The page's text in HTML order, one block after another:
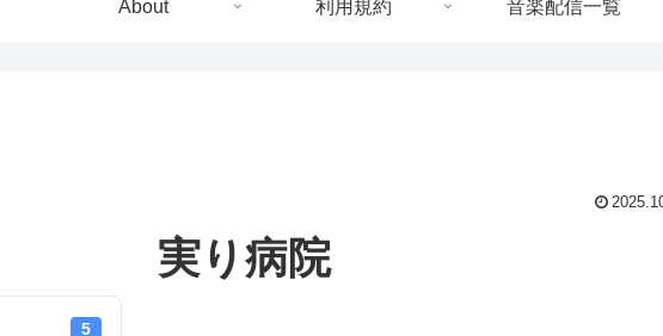
About 利用規約 音楽配信一覧
5
実り病院